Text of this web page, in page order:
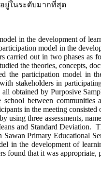
ยู่ในระดับมากที่สุด
the development of
model in the
out in two phases
the theories, concepts,
the participation model in
stakeholders in
obtained by Purposive
between
in the meeting
three assessments,
and Standard Deviation.
Primary Educational
in the development of
that it was appropriate,